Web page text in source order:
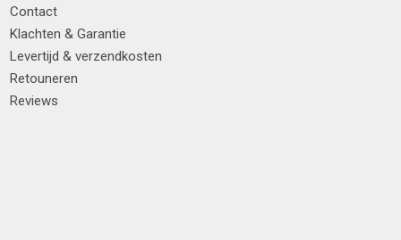
Contact
Klachten & Garantie
Levertijd & verzendkosten
Retouneren
Reviews